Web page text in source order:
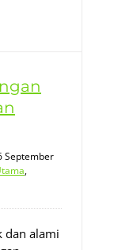
September
,
dan alami